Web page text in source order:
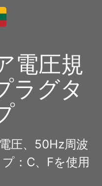
電圧規
ラグタ
圧、50Hz周波
：C、Fを使用